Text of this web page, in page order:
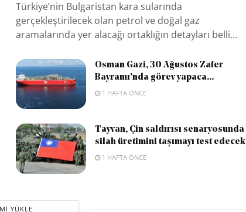
Türkiye’nin Bulgaristan kara sularında
gerçekleştirilecek olan petrol ve doğal gaz
aramalarında yer alacağı ortaklığın detayları belli...
Osman Gazi, 30 Ağustos Zafer
Bayramı’nda görev yapaca...
1 HAFTA ÖNCE
Tayvan, Çin saldırısı senaryosunda
silah üretimini taşımayı test edecek
1 HAFTA ÖNCE
YÜKLE